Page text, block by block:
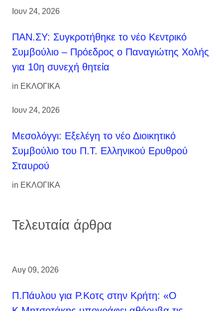
Ιουν 24, 2026
ΠΑΝ.ΣΥ: Συγκροτήθηκε το νέο Κεντρικό
Συμβούλιο – Πρόεδρος ο Παναγιώτης Χολής
για 10η συνεχή θητεία
in ΕΚΛΟΓΙΚΑ
Ιουν 24, 2026
Μεσολόγγι: Εξελέγη το νέο Διοικητικό
Συμβούλιο του Π.Τ. Ελληνικού Ερυθρού
Σταυρού
in ΕΚΛΟΓΙΚΑ
Τελευταία άρθρα
Αυγ 09, 2026
Π.Πάυλου για Ρ.Κοτς στην Κρήτη: «Ο